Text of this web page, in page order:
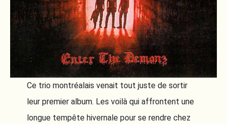
Ce trio montréalais venait tout juste de sortir
leur premier album. Les voilà qui affrontent une
longue tempête hivernale pour se rendre chez